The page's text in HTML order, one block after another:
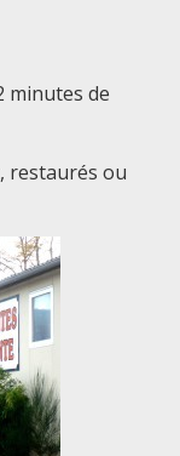
minutes de
restaurés ou